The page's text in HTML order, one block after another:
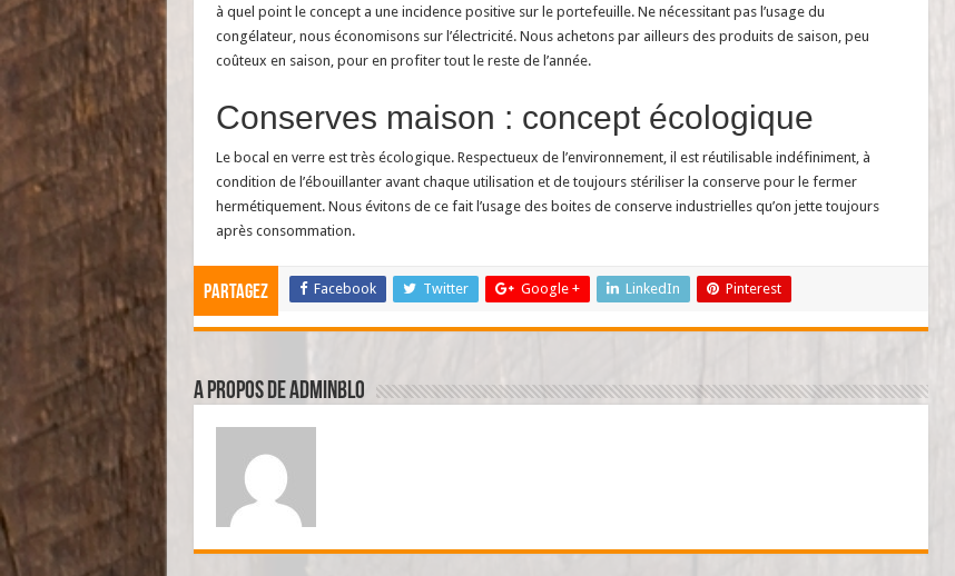
à quel point le concept a une incidence positive sur le portefeuille. Ne nécessitant pas l’usage du
congélateur, nous économisons sur l’électricité. Nous achetons par ailleurs des produits de saison, peu
coûteux en saison, pour en profiter tout le reste de l’année.
Conserves maison : concept écologique
Le bocal en verre est très écologique. Respectueux de l’environnement, il est réutilisable indéfiniment, à
condition de l’ébouillanter avant chaque utilisation et de toujours stériliser la conserve pour le fermer
hermétiquement. Nous évitons de ce fait l’usage des boites de conserve industrielles qu’on jette toujours
après consommation.
Partagez Facebook Twitter Google + LinkedIn Pinterest
A propos de adminBlo